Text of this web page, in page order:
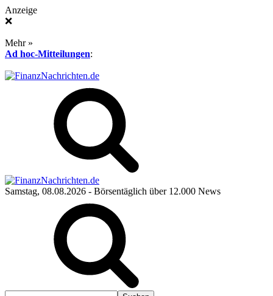
Anzeige
❌
Mehr »
Ad hoc-Mitteilungen:
Samstag, 08.08.2026 - Börsentäglich über 12.000 News